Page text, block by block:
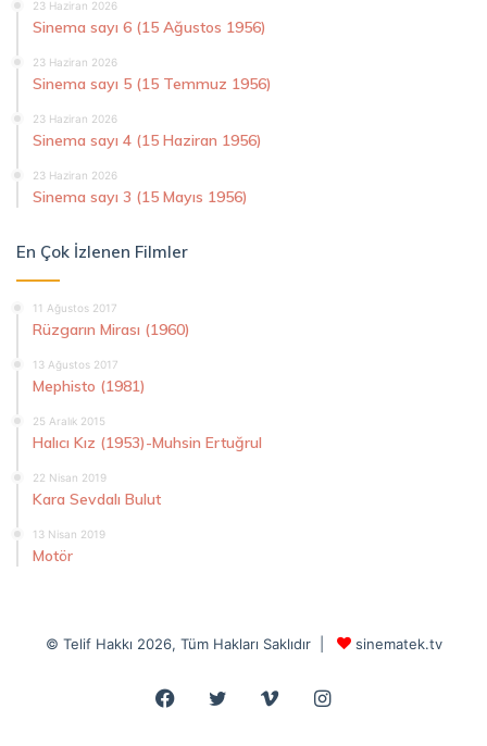
23 Haziran 2026
Sinema sayı 6 (15 Ağustos 1956)
23 Haziran 2026
Sinema sayı 5 (15 Temmuz 1956)
23 Haziran 2026
Sinema sayı 4 (15 Haziran 1956)
23 Haziran 2026
Sinema sayı 3 (15 Mayıs 1956)
En Çok İzlenen Filmler
11 Ağustos 2017
Rüzgarın Mirası (1960)
13 Ağustos 2017
Mephisto (1981)
25 Aralık 2015
Halıcı Kız (1953)-Muhsin Ertuğrul
22 Nisan 2019
Kara Sevdalı Bulut
13 Nisan 2019
Motör
© Telif Hakkı 2026, Tüm Hakları Saklıdır | sinematek.tv
Facebook
Twitter VimeoInstagram